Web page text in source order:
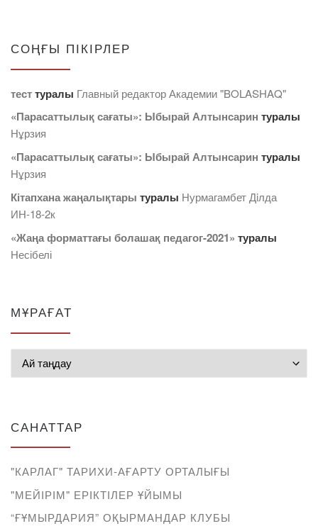
СОҢҒЫ ПІКІРЛЕР
тесттуралы Главный редактор Академии "BOLASHAQ"
«Парасаттылық сағаты»: Ыбырай Алтынсарин туралы
Нұрзия
«Парасаттылық сағаты»: Ыбырай Алтынсарин туралы
Нұрзия
Кітапхана жаңалықтары туралы Нурмагамбет Дiлда
ИН-18-2к
«Жаңа форматтағы болашақ педагог-2021» туралы
Несібелі
МҰРАҒАТ
САНАТТАР
"КАРЛАГ" ТАРИХИ-АҒАРТУ ОРТАЛЫҒЫ
"МЕЙІРІМ" ЕРІКТІЛЕР ҰЙЫМЫ
“ҒҰМЫРДАРИЯ” ОҚЫРМАНДАР КЛУБЫ